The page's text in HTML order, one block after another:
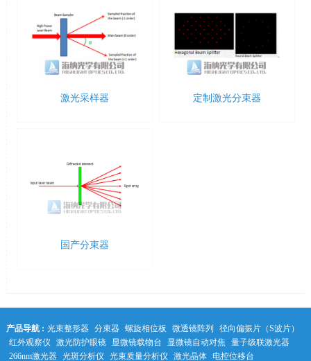
激光采样器 定制激光分束器
国产分束器
产品导航 : 光束整形器 分束器 螺旋相位板 微透镜阵列
径向偏振片（S波片）
红外观察仪
激光防护眼镜 显微镜载物台 显微镜自动对焦 量子级联激光器
266nm激光器 光斑分析仪 光束质量分析仪 激光晶体 电控位移台